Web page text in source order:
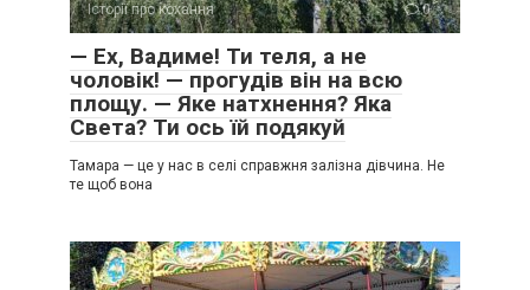
Історії про кохання 0
— Ех, Вадиме! Ти теля, а не
чоловік! — прогудів він на всю
площу. — Яке натхнення? Яка
Света? Ти ось їй подякуй
Тамара — це у нас в селі справжня залізна дівчина. Не
те щоб вона